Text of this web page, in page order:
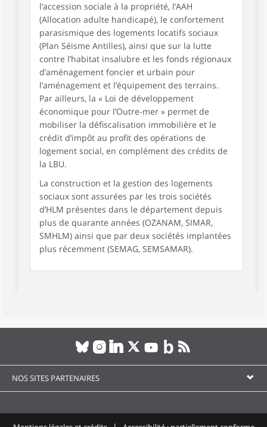
l’accession sociale à la propriété, l’AAH
(Allocation adulte handicapé), le confortement
parasismique des logements locatifs sociaux
(Plan Séisme Antilles), ainsi que sur la lutte
contre l’habitat insalubre et les fonds régionaux
d’aménagement foncier et urbain pour
l’aménagement et l’équipement des terrains.
Par ailleurs, la « Loi de développement
économique pour l’Outre-mer » permet de
mobiliser la défiscalisation immobilière et le
crédit d’impôt au profit des opérations de
logement social, en complément des crédits de
la LBU.
La construction et la gestion des logements
sociaux sont assurées par les trois sociétés
d’HLM présentes dans le département depuis
plus de quarante années (OZANAM, SIMAR,
SMHLM) ainsi que par deux sociétés implantées
plus récemment (SEMAG, SEMSAMAR).
NOS SITES PARTENAIRES